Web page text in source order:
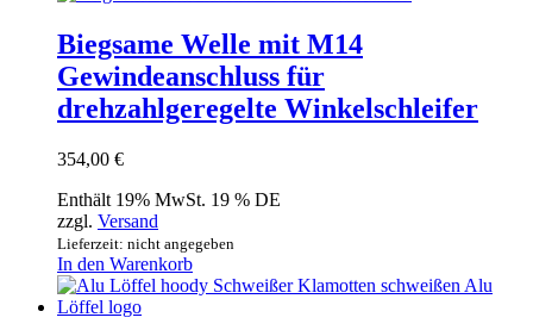
Biegsame Welle mit M14
Gewindeanschluss für
drehzahlgeregelte Winkelschleifer
354,00 €
Enthält 19% MwSt. 19 % DE
zzgl. Versand
Lieferzeit: nicht angegeben
In den Warenkorb